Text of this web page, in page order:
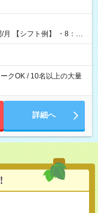
00
クOK / 10名以上の大量
詳細へ